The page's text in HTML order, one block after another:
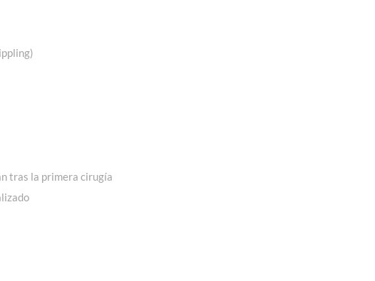
tras la primera cirugía